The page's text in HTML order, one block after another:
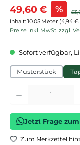
Verkaufspreis:
49,60 € %
Inhalt: 10.05 Meter (4,94 €
Preise inkl. MwSt. zzgl.
Sofort verfügbar,
Musterstück
Produkt Anzahl: Gib
Jetzt Frage
Zum Merkzettel